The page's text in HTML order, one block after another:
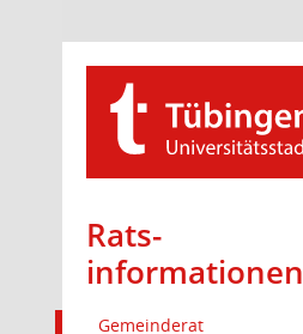
Rats­
informationen
Gemeinderat